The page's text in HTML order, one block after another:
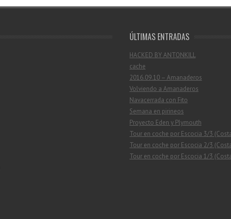
ÚLTIMAS ENTRADAS
HACKED BY ANTONKILL
cache
2016.09.10 – Amanaderos
Volviendo a Amanaderos
Navacerrada con Fito
Semana en pirineos
Proyecto Eden y Plymouth
Tour en coche por Escocia 3/3
Tour en coche por Escocia 2/3
Tour en coche por Escocia 1/3